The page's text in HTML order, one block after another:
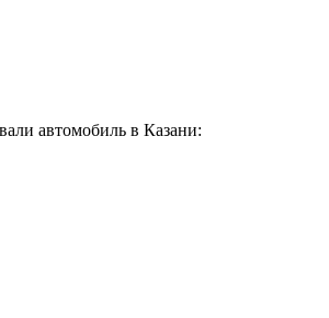
автомобиль в Казани: